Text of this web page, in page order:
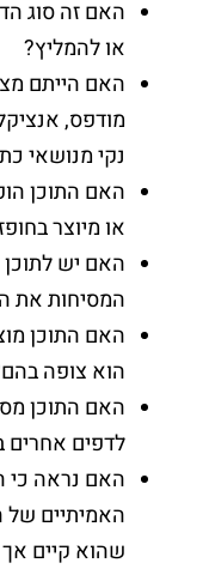
האם זה סוג
או להמליץ?
האם הייתם
מודפס,
נקי מנושאי
האם התוכן
או מיוצר
האם יש
המסיחות את
האם התוכן
הוא צופה
האם התוכן
לדפים אחרים
האם נראה כי
האמיתיים
שהוא קיים